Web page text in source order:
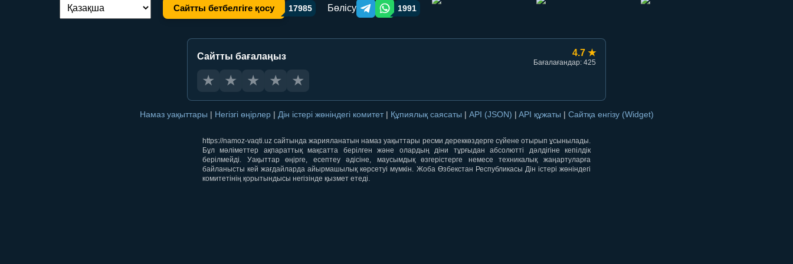
Тілді ауыстыру: Сайтты бетбелгіге қосу 17985 Бөлісу Telegram orqali ulashish
WhatsApp orqali ulashish
1991
Сайтты бағалаңыз 4.7 ★
Бағалағандар: 425
★ ★ ★ ★ ★
Намаз уақыттары | Негізгі өңірлер | Дін істері жөніндегі комитет | Құпиялық саясаты | API (JSON) | API құжаты | Сайтқа енгізу (Widget)
https://namoz-vaqti.uz сайтында жарияланатын намаз уақыттары ресми дереккөздерге сүйене отырып ұсынылады.
Бұл мәліметтер ақпараттық мақсатта берілген және олардың діни тұрғыдан абсолютті дәлдігіне кепілдік
берілмейді. Уақыттар өңірге, есептеу әдісіне, маусымдық өзгерістерге немесе техникалық жаңартуларға
байланысты кей жағдайларда айырмашылық көрсетуі мүмкін. Жоба Өзбекстан Республикасы Дін істері жөніндегі
комитетінің қорытындысы негізінде қызмет етеді.